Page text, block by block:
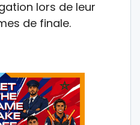
lors de leur
de finale.